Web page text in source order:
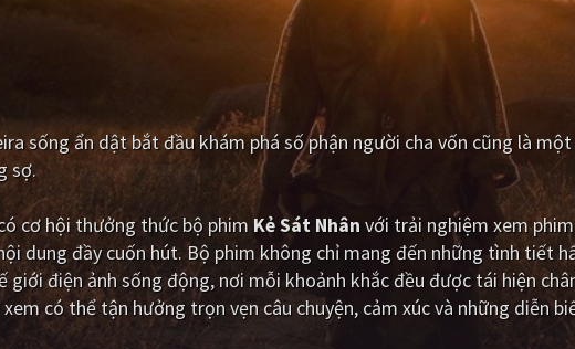
sống ẩn dật bắt đầu khám phá số phận người cha vốn cũng là
sợ.
cơ hội thưởng thức bộ phim Kẻ Sát Nhânvới trải nghiệm xem
dung đầy cuốn hút. Bộ phim không chỉ mang đến những tình tiết
điện ảnh sống động, nơi mỗi khoảnh khắc đều được tái hiện
có thể tận hưởng trọn vẹn câu chuyện, cảm xúc và những diễn